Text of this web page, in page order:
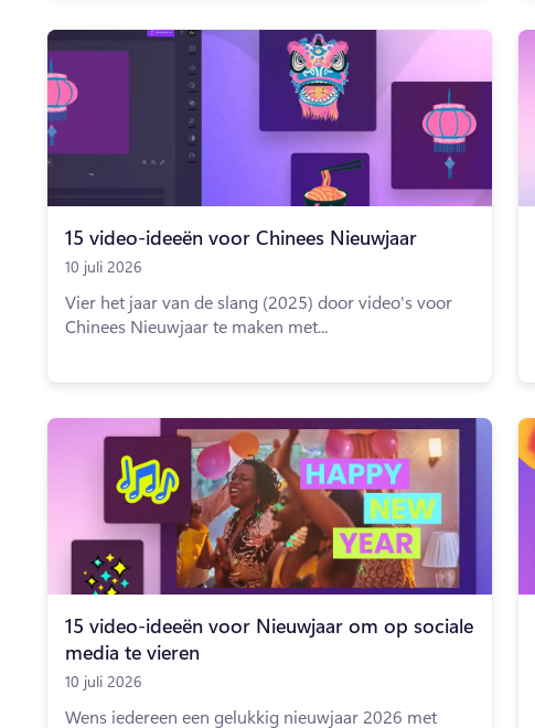
15 video-ideeën voor Chinees Nieuwjaar
10 juli 2026
Vier het jaar van de slang (2025) door video's voor
Chinees Nieuwjaar te maken met...
15 video-ideeën voor Nieuwjaar om op sociale
media te vieren
10 juli 2026
Wens iedereen een gelukkig nieuwjaar 2026 met